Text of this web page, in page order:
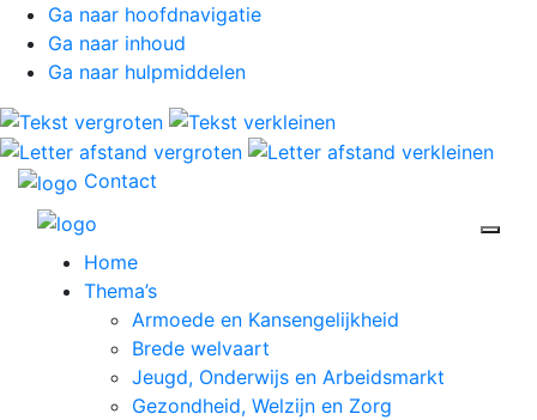
Ga naar hoofdnavigatie
Ga naar inhoud
Ga naar hulpmiddelen
Contact
Home
Thema’s
Armoede en Kansengelijkheid
Brede welvaart
Jeugd, Onderwijs en Arbeidsmarkt
Gezondheid, Welzijn en Zorg